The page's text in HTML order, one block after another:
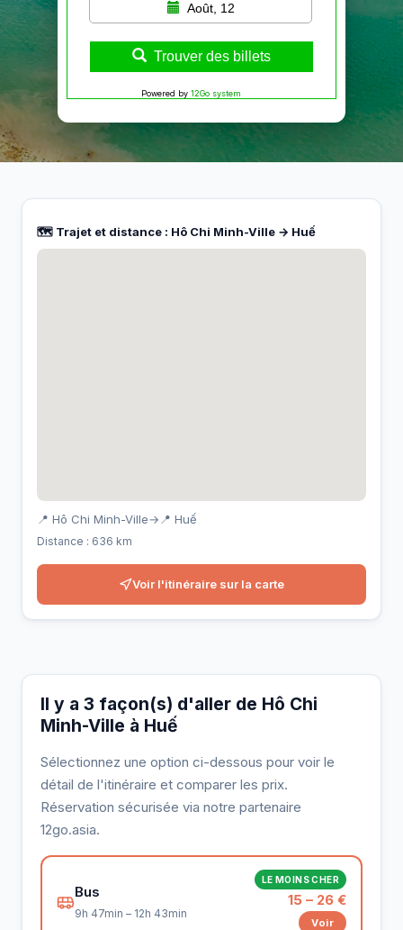
Août, 12
Trouver des billets
Powered by 12Go system
🗺️ Trajet et distance : Hô Chi Minh-Ville → Huế
📍 Hô Chi Minh-Ville→ 📍 Huế
Distance : 636 km
Voir l'itinéraire sur la carte
Il y a 3 façon(s) d'aller de Hô Chi
Minh-Ville à Huế
Sélectionnez une option ci-dessous pour voir le
détail de l'itinéraire et comparer les prix.
Réservation sécurisée via notre partenaire
12go.asia.
Bus
9h 47min – 12h 43min
LE MOINS CHER
15 – 26 €
Voir